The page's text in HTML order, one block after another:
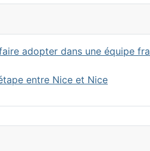
adopter dans une équipe
entre Nice et Nice